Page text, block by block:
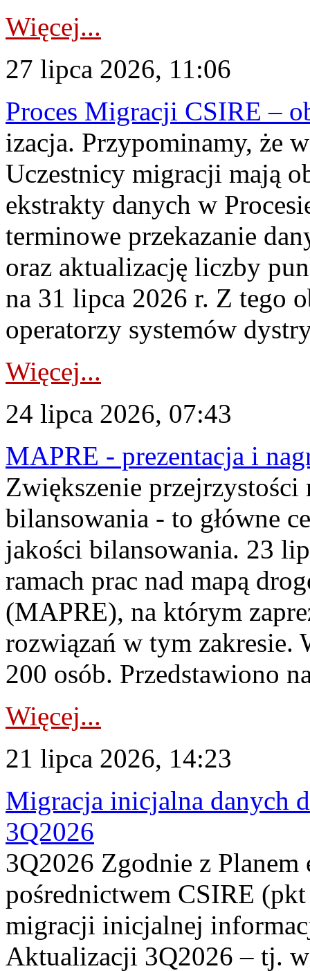
Więcej...
27 lipca 2026, 11:06
Proces Migracji CSIRE –
izacja. Przypominamy, że
Uczestnicy migracji mają
ekstrakty danych w
terminowe przekazanie
oraz aktualizację liczby
na 31 lipca 2026 r. Z tego
operatorzy systemów
Więcej...
24 lipca 2026, 07:43
MAPRE - prezentacja i
Zwiększenie
bilansowania - to główne
jakości bilansowania. 23
ramach prac nad mapą
(MAPRE), na którym
rozwiązań w tym zakresie.
200 osób. Przedstawiono
Więcej...
21 lipca 2026, 14:23
Migracja inicjalna danych
3Q2026
3Q2026 Zgodnie z
pośrednictwem CSIRE
migracji inicjalnej
Aktualizacji 3Q2026 – tj.